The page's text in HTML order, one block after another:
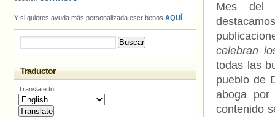
Mes del
celebran
todas las
pueblo de
aboga por
contenido
Y si quieres ayuda más personalizada escríbenos AQUÍ
Traductor
Translate to: